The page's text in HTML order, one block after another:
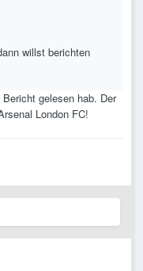
willst berichten
gelesen hab. Der
London FC!